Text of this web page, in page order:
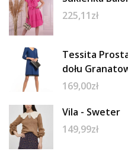
225,11zł
Tessita
dołu
169,00zł
Vila - Sweter
149,99zł